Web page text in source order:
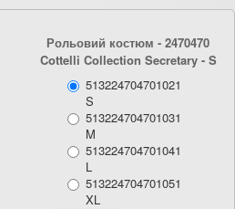
Рольовий костюм - 2470470
Cottelli Collection Secretary- S
513224704701021
S
513224704701031
M
513224704701041
L
513224704701051
XL